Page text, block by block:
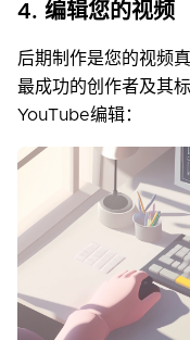
4. 编辑您的视频
后期制作是您的视频
最成功的创作者及其
YouTube编辑：